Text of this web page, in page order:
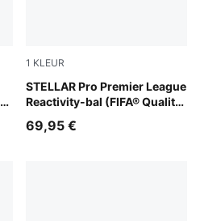
1 KLEUR
STELLAR Pro Premier League
Reactivity-bal (FIFA® Quality
PUMA White-multicolor
69,95 €